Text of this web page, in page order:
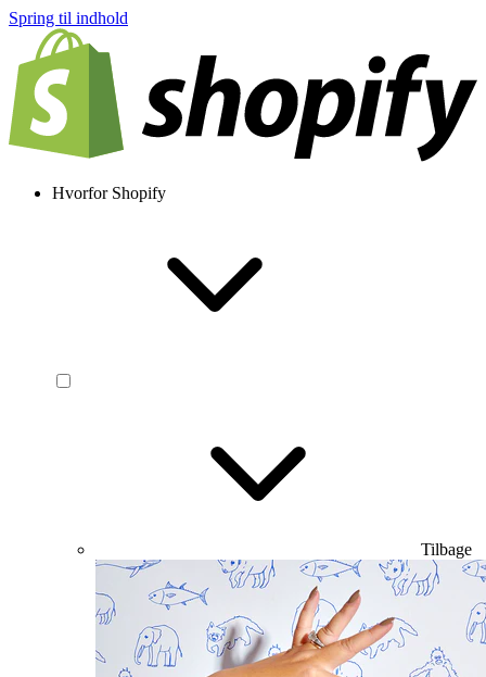
Spring til indhold
Hvorfor Shopify
Tilbage